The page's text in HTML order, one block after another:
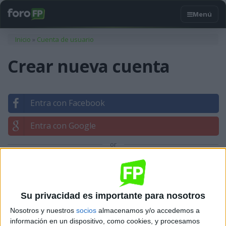
Su privacidad es importante para nosotros
Nosotros y nuestros socios almacenamos y/o accedemos a
información en un dispositivo, como cookies, y procesamos
Usted está aquí
Inicio » Cuenta de usuario
Crear nueva cuenta
Entra con Facebook
Entra con Google
or